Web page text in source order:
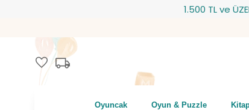
1.500 TL ve ÜZERİ
favorite local_shipping
Oyuncak Oyun & Puzzle